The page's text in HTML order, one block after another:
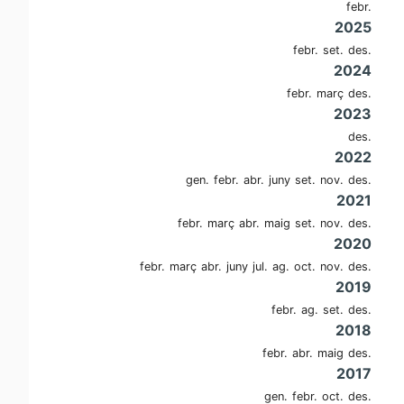
febr.
2025
febr. set. des.
2024
febr. març des.
2023
des.
2022
gen. febr. abr. juny set. nov. des.
2021
febr. març abr. maig set. nov. des.
2020
febr. març abr. juny jul. ag. oct. nov. des.
2019
febr. ag. set. des.
2018
febr. abr. maig des.
2017
gen. febr. oct. des.